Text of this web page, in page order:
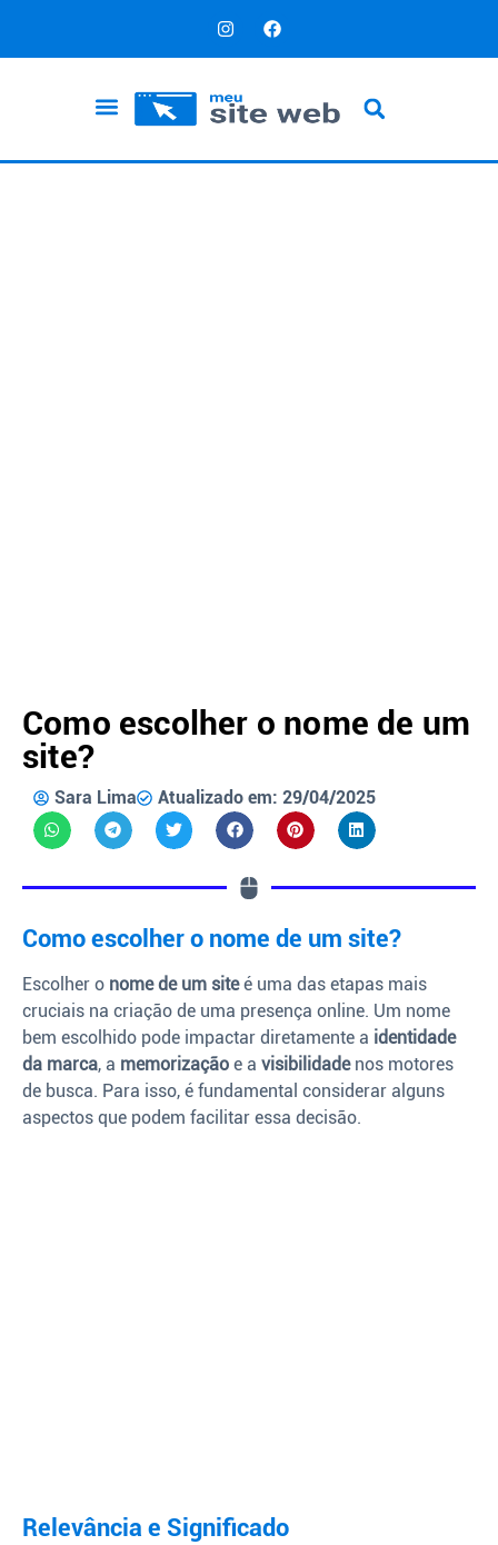
Como escolher o nome de um
site?
Sara Lima Atualizado em: 29/04/2025
Como escolher o nome de um site?
Escolher o nome de um siteé uma das etapas mais
cruciais na criação de uma presença online. Um nome
bem escolhido pode impactar diretamente a identidade
da marca, a memorização e a visibilidadenos motores
de busca. Para isso, é fundamental considerar alguns
aspectos que podem facilitar essa decisão.
Relevância e Significado